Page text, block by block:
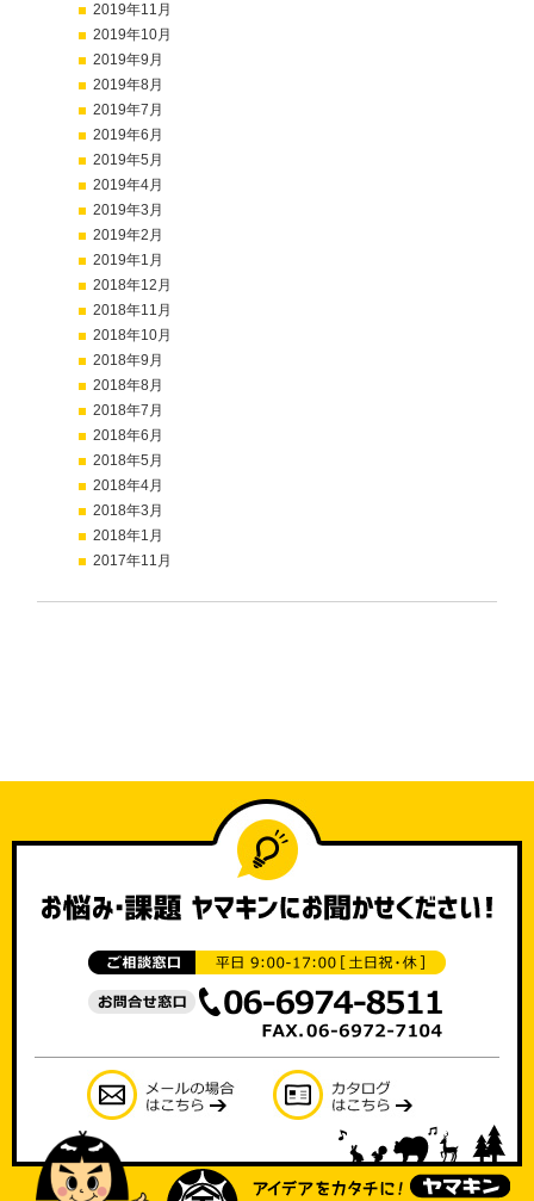
2019年11月
2019年10月
2019年9月
2019年8月
2019年7月
2019年6月
2019年5月
2019年4月
2019年3月
2019年2月
2019年1月
2018年12月
2018年11月
2018年10月
2018年9月
2018年8月
2018年7月
2018年6月
2018年5月
2018年4月
2018年3月
2018年1月
2017年11月